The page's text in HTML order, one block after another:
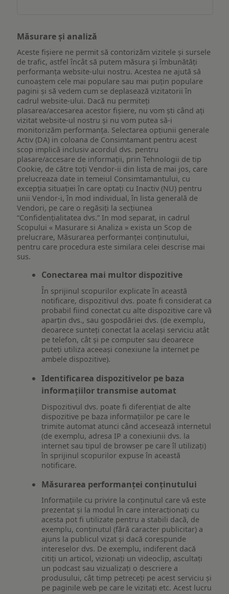
Măsurare și analiză
Aceste fișiere ne permit să contorizăm vizitele și sursele
de trafic, astfel încât să putem măsura și îmbunătăți
performanța website-ului nostru. Acestea ne ajută să
cunoaștem cele mai populare sau mai puțin populare
pagini și să vedem cum se deplasează vizitatorii în
cadrul website-ului. Dacă nu permiteți
plasarea/accesarea acestor fișiere, nu vom ști când ați
vizitat website-ul nostru și nu vom putea să-i
monitorizăm performanța. Selectarea opțiunii generale
Activ (DA) in coloana de Consimtamant pentru acest
scop implică inclusiv acordul dvs. pentru
plasare/accesare de informații, prin Tehnologii de tip
Cookie, de către toți Vendor-ii din lista de mai jos, care
prelucreaza date in temeiul Consimtamantului, cu
excepția situației în care optați cu Inactiv (NU) pentru
unii Vendor-i, în mod individual, în lista generală de
Vendori, pe care o regăsiți la secțiunea
“Confidențialitatea dvs.” In mod separat, in cadrul
Scopului « Masurare si Analiza » exista un Scop de
prelucrare, Măsurarea performanței conținutului,
pentru care procedura este similara celei descrise mai
sus.
Conectarea mai multor dispozitive
În sprijinul scopurilor explicate în această
notificare, dispozitivul dvs. poate fi considerat ca
probabil fiind conectat cu alte dispozitive care vă
aparțin dvs., sau gospodăriei dvs. (de exemplu,
deoarece sunteți conectat la același serviciu atât
pe telefon, cât și pe computer sau deoarece
puteți utiliza aceeași conexiune la internet pe
ambele dispozitive).
Identificarea dispozitivelor pe baza
informațiilor transmise automat
Dispozitivul dvs. poate fi diferențiat de alte
dispozitive pe baza informațiilor pe care le
trimite automat atunci când accesează internetul
(de exemplu, adresa IP a conexiunii dvs. la
internet sau tipul de browser pe care îl utilizați)
în sprijinul scopurilor expuse în această
notificare.
Măsurarea performanței conținutului
Informațiile cu privire la conținutul care vă este
prezentat și la modul în care interacționați cu
acesta pot fi utilizate pentru a stabili dacă, de
exemplu, conținutul (fără caracter publicitar) a
ajuns la publicul vizat și dacă corespunde
intereselor dvs. De exemplu, indiferent dacă
citiți un articol, vizionați un videoclip, ascultați
un podcast sau vizualizați o descriere a
produsului, cât timp petreceți pe acest serviciu și
pe paginile web pe care le vizitați etc. Acest lucru